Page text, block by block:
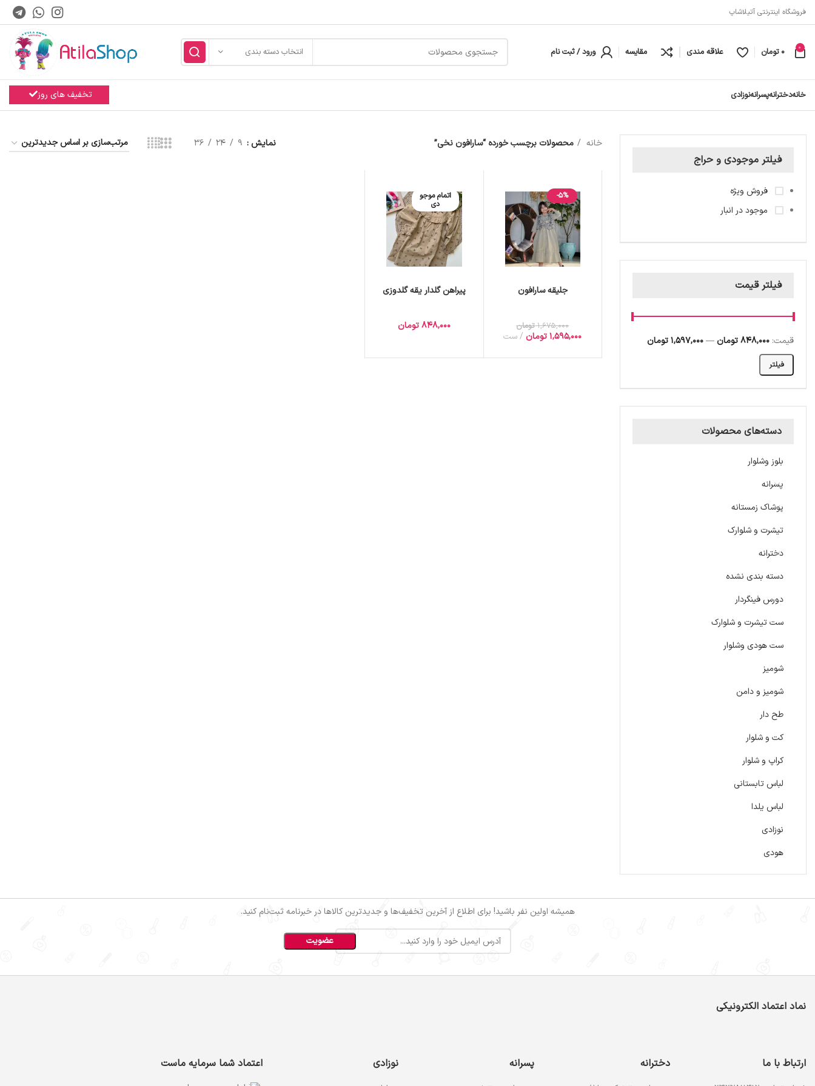
فروشگاه اینترنتی آتیلاشاپ
0
0 تومان علاقه مندی مقایسه ورود / ثبت نام انتخاب دسته بندی
خانهدخترانهپسرانهنوزادی تخفیف های روز
فیلتر موجودی و حراج
فروش ویژه
موجود در انبار
فیلتر قیمت
فیلتر
قیمت: 848,000 تومان —1,597,000 تومان
دسته‌های محصولات
بلوز وشلوار
پسرانه
پوشاک زمستانه
تیشرت و شلوارک
دخترانه
دسته بندی نشده
دورس فینگردار
ست تیشرت و شلوارک
ست هودی وشلوار
شومیز
شومیز و دامن
طح دار
کت و شلوار
کراپ و شلوار
لباس تابستانی
لباس یلدا
نوزادی
هودی
خانه محصولات برچسب خورده “سارافون نخی” نمایش 9
24
36
-5%
جلیقه سارافون
1,675,000 تومان
1,595,000 تومان ست
اتمام موجو
دی
پیراهن گلدار یقه گلدوزی
848,000تومان
همیشه اولین نفر باشید! برای اطلاع از آخرین تخفیف‌ها و جدیدترین کالاها در خبرنامه ثبت‌نام کنید.
نماد اعتماد الکترونیکی
ارتباط با ما دخترانه پسرانه نوزادی اعتماد شما سرمایه ماست